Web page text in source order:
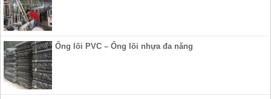
Ống lõi PVC – Ống lõi nhựa đa năng